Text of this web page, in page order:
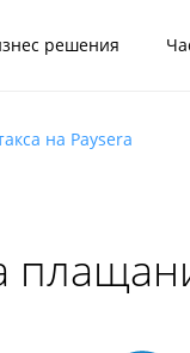
решения
на Paysera